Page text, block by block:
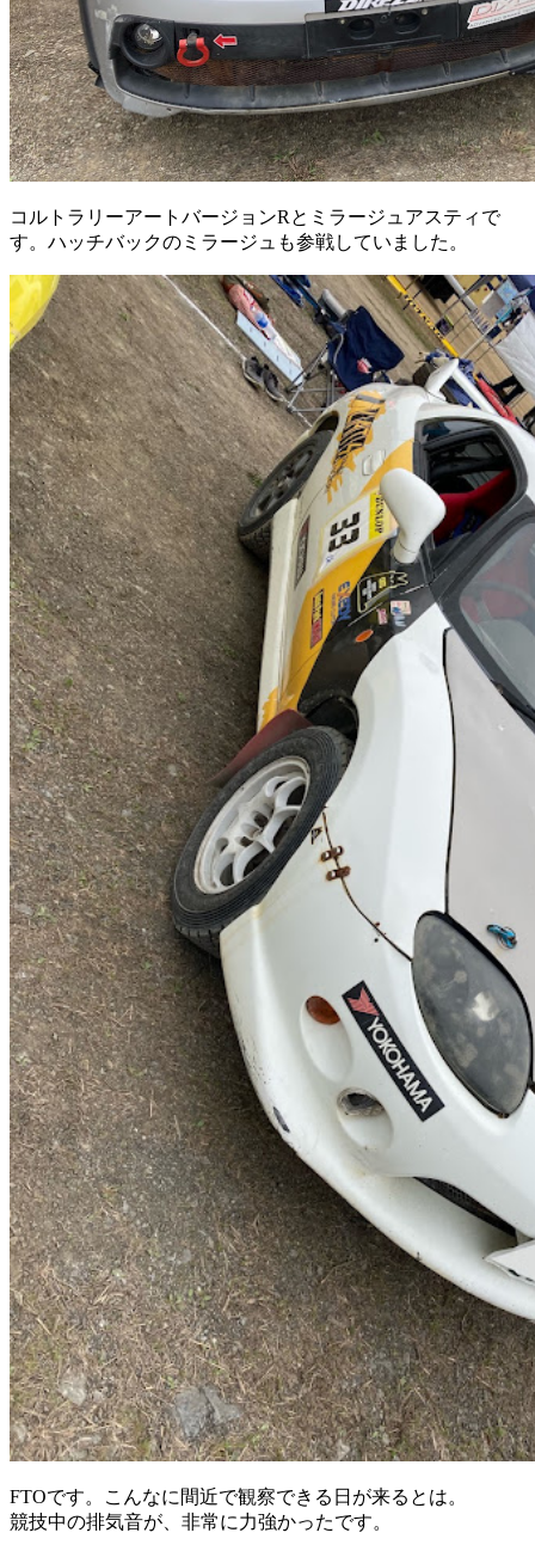
コルトラリーアートバージョンRとミラージュアスティで
す。ハッチバックのミラージュも参戦していました。
FTOです。こんなに間近で観察できる日が来るとは。
競技中の排気音が、非常に力強かったです。